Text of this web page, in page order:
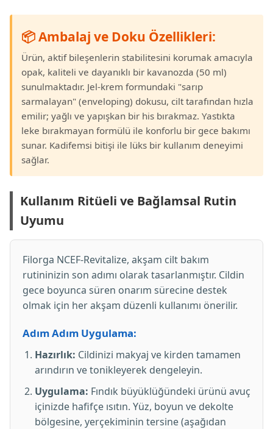
📦 Ambalaj ve Doku Özellikleri:
Ürün, aktif bileşenlerin stabilitesini korumak amacıyla
opak, kaliteli ve dayanıklı bir kavanozda (50 ml)
sunulmaktadır. Jel-krem formundaki "sarıp
sarmalayan" (enveloping) dokusu, cilt tarafından hızla
emilir; yağlı ve yapışkan bir his bırakmaz. Yastıkta
leke bırakmayan formülü ile konforlu bir gece bakımı
sunar. Kadifemsi bitişi ile lüks bir kullanım deneyimi
sağlar.
Kullanım Ritüeli ve Bağlamsal Rutin
Uyumu
Filorga NCEF-Revitalize, akşam cilt bakım
rutininizin son adımı olarak tasarlanmıştır. Cildin
gece boyunca süren onarım sürecine destek
olmak için her akşam düzenli kullanımı önerilir.
Adım Adım Uygulama:
Hazırlık: Cildinizi makyaj ve kirden tamamen
arındırın ve tonikleyerek dengeleyin.
Uygulama: Fındık büyüklüğündeki ürünü avuç
içinizde hafifçe ısıtın. Yüz, boyun ve dekolte
bölgesine, yerçekiminin tersine (aşağıdan